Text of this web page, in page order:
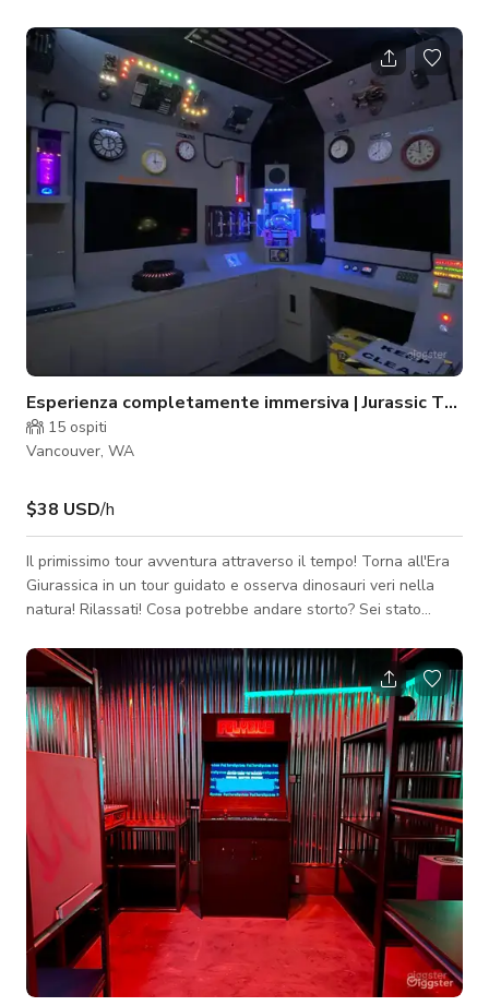
garage con porta a graffiti anni '80 e luci al neon all'interno, e
una macchina del tempo.
Esperienza completamente immersiva | Jurassic Tours
15 ospiti
Vancouver, WA
$38 USD/h
Il primissimo tour avventura attraverso il tempo! Torna all'Era
Giurassica in un tour guidato e osserva dinosauri veri nella
natura! Rilassati! Cosa potrebbe andare storto? Sei stato
sua ultima invenzione! Presentiamo Jurassic Tours!